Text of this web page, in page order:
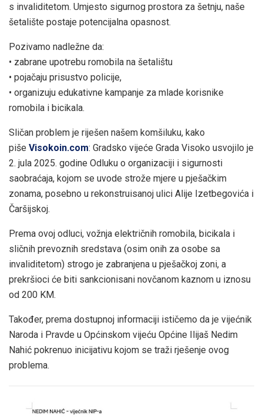
s invaliditetom. Umjesto sigurnog prostora za šetnju, naše
šetalište postaje potencijalna opasnost.
Pozivamo nadležne da:
• zabrane upotrebu romobila na šetalištu
• pojačaju prisustvo policije,
• organizuju edukativne kampanje za mlade korisnike
romobila i bicikala.
Sličan problem je riješen našem komšiluku, kako
piše Visokoin.com: Gradsko vijeće Grada Visoko usvojilo je
2. jula 2025. godine Odluku o organizaciji i sigurnosti
saobraćaja, kojom se uvode strože mjere u pješačkim
zonama, posebno u rekonstruisanoj ulici Alije Izetbegovića i
Čaršijskoj.
Prema ovoj odluci, vožnja električnih romobila, bicikala i
sličnih prevoznih sredstava (osim onih za osobe sa
invaliditetom) strogo je zabranjena u pješačkoj zoni, a
prekršioci će biti sankcionisani novčanom kaznom u iznosu
od 200 KM.
Također, prema dostupnoj informaciji ističemo da je vijećnik
Naroda i Pravde u Općinskom vijeću Općine Ilijaš Nedim
Nahić pokrenuo inicijativu kojom se traži rješenje ovog
problema.